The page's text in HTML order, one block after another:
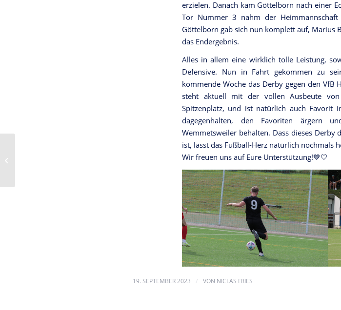
erzielen. Danach kam Göttelborn nach einer
Tor Nummer 3 nahm der
Göttelborn gab sich nun komplett auf, Marius
das Endergebnis.
Alles in allem eine wirklich tolle Leistung,
Defensive. Nun in Fahrt gekommen zu
kommende Woche das Derby gegen den
steht aktuell mit der vollen Ausbeute
Spitzenplatz, und ist natürlich auch Favorit
dagegenhalten, den Favoriten ärgern
Wemmetsweiler behalten. Dass dieses Derby
ist, lässt das Fußball-Herz natürlich nochmals
Wir freuen uns auf Eure Unterstützung!💙🤍
19. SEPTEMBER 2023 / VON NICLAS FRIES